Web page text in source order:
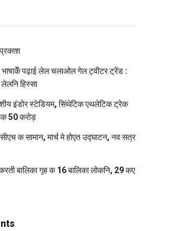
भाषाकेँ पढ़ाई लेल चलाओल गेल ट्वीटर ट्रेंड :
हिस्सा
इंडोर स्‍टेडि‍यम, सिंथेटिक एथलेटिक ट्रेक
50 करोड़
क सामान, मार्च मे होएत उद्घाटन, नव सत्र
बालिका गृह क 16 बालिका लोकनि, 29 कए